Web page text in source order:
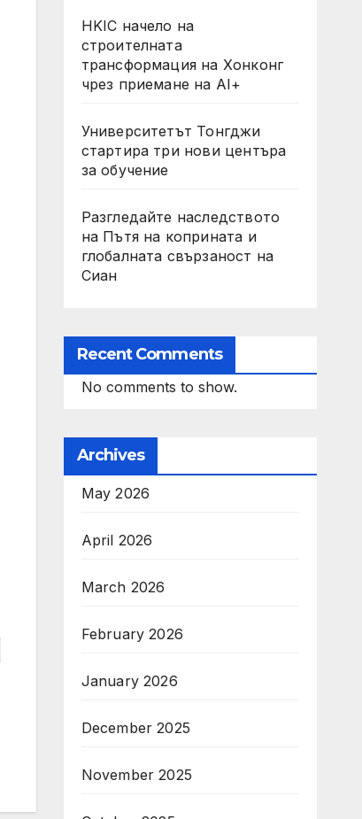
HKIC начело на
строителната
трансформация на Хонконг
чрез приемане на AI+
Университетът Тонгджи
стартира три нови центъра
за обучение
Разгледайте наследството
на Пътя на коприната и
глобалната свързаност на
Сиан
Recent Comments
No comments to show.
Archives
May 2026
April 2026
March 2026
February 2026
January 2026
December 2025
November 2025